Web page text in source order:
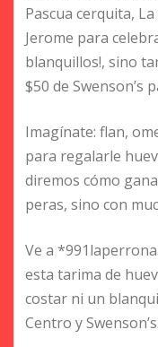
Pascua cerquita,
Jerome para
blanquillos!, sino
$50 de Swenson’s
Imagínate: flan,
para regalarle
diremos cómo
peras, sino con
Ve a
esta tarima de
costar ni un
Centro y Swenson’s.